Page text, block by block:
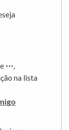
⋯,
na lista